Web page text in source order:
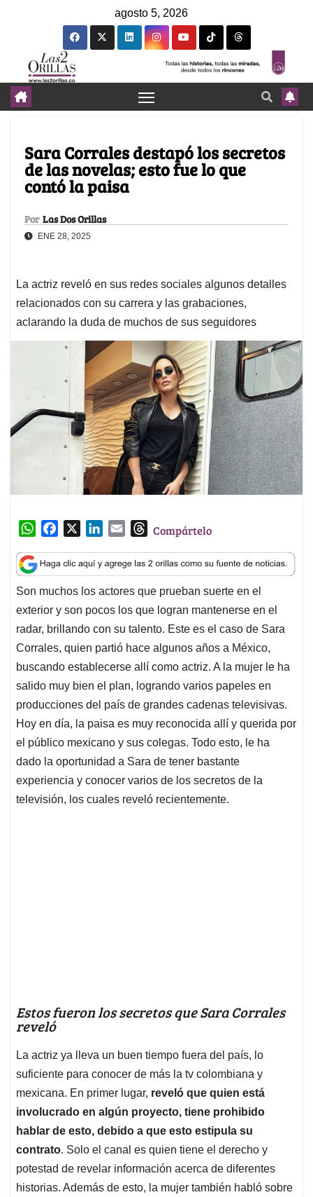
agosto 5, 2026
Sara Corrales destapó los secretos
de las novelas; esto fue lo que
contó la paisa
Por Las Dos Orillas
ENE 28, 2025
La actriz reveló en sus redes sociales algunos detalles
relacionados con su carrera y las grabaciones,
aclarando la duda de muchos de sus seguidores
W
a
t
s
A
p
p
c
e
b
o
o
k
n
k
e
d
I
n
a
i
l
T
r
e
a
d
s
Compártelo
Son muchos los actores que prueban suerte en el
exterior y son pocos los que logran mantenerse en el
radar, brillando con su talento. Este es el caso de Sara
Corrales, quien partió hace algunos años a México,
buscando establecerse allí como actriz. A la mujer le ha
salido muy bien el plan, logrando varios papeles en
producciones del país de grandes cadenas televisivas.
Hoy en día, la paisa es muy reconocida allí y querida por
el público mexicano y sus colegas. Todo esto, le ha
dado la oportunidad a Sara de tener bastante
experiencia y conocer varios de los secretos de la
televisión, los cuales reveló recientemente.
Estos fueron los secretos que Sara Corrales
reveló
La actriz ya lleva un buen tiempo fuera del país, lo
suficiente para conocer de más la tv colombiana y
mexicana. En primer lugar, reveló que quien está
involucrado en algún proyecto, tiene prohibido
hablar de esto, debido a que esto estipula su
contrato. Solo el canal es quien tiene el derecho y
potestad de revelar información acerca de diferentes
historias. Además de esto, la mujer también habló sobre